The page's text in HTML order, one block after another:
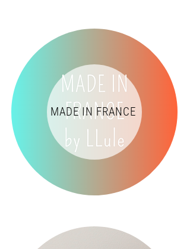
MADE IN FRANCE